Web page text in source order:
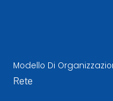
Modello Di
Rete